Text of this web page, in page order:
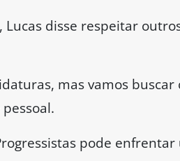
disse respeitar
mas vamos buscar
pode